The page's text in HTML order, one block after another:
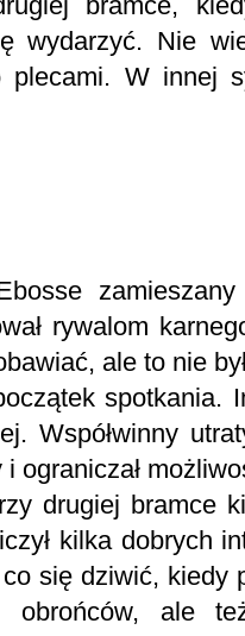
wydarzyć. Nie
W innej
rywalom
ale to nie
spotkania.
Współwinny
ograniczał
drugiej bramce
kilka dobrych
się dziwić, kiedy
obrońców, ale